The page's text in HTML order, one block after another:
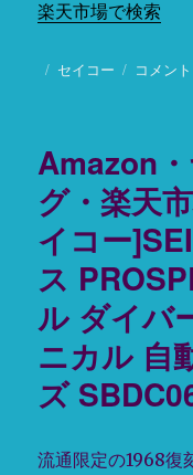
楽天市場で検索
投 カ
ー
セイコー
！
新
型
MM300
が
登
場
で
す！
セ
イ
コ
プ
コメント
Amazon
グ・楽天
イコー
ス
ル ダイバ
ニカル 自
ズ
流通限定の1968復